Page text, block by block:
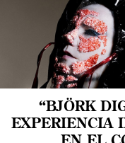
“BJÖRK
EXPERIENCIA